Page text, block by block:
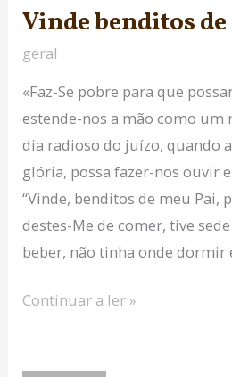
Vinde benditos
geral
«Faz-Se pobre para que
estende-nos a mão como um
dia radioso do juízo, quando
glória, possa fazer-nos ouvir
“Vinde, benditos de meu Pai,
destes-Me de comer, tive
beber, não tinha onde dormir
pai
Continuar a ler »